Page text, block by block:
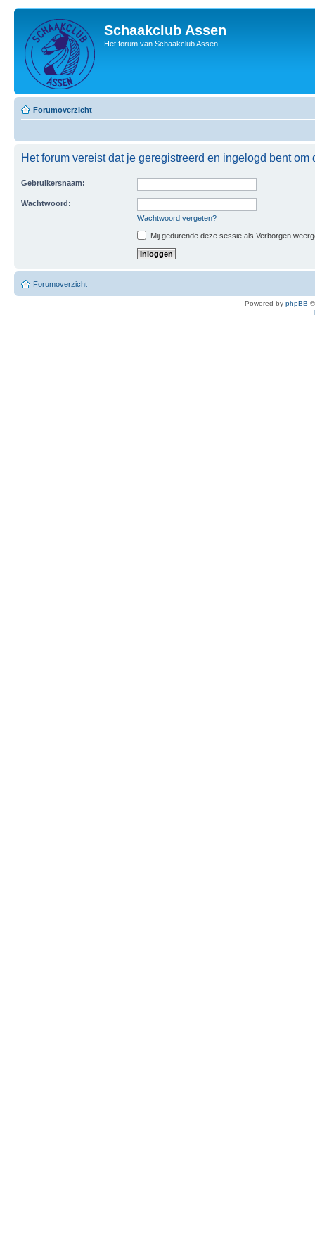
Schaakclub Assen
Het forum van Schaakclub Assen!
Forumoverzicht
Het forum vereist dat je geregistreerd en ingelogd bent
Gebruikersnaam:
Wachtwoord:
Wachtwoord vergeten?
Mij gedurende deze sessie als Verborgen
Forumoverzicht
Powered by phpBB